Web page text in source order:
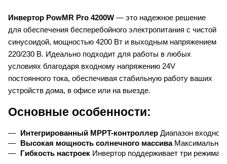
Инвертор PowMR Pro 4200W — это надежное решение
для обеспечения бесперебойного электропитания с чистой
синусоидой, мощностью 4200 Вт и выходным напряжением
220/230 В. Идеально подходит для работы в любых
условиях благодаря входному напряжению 24V
постоянного тока, обеспечивая стабильную работу ваших
устройств дома, в офисе или на выезде.
Основные особенности:
Интегрированный MPPT-контроллер Диапазон
Высокая мощность солнечного массива Максимальная
Гибкость настроек Инвертор поддерживает три режима